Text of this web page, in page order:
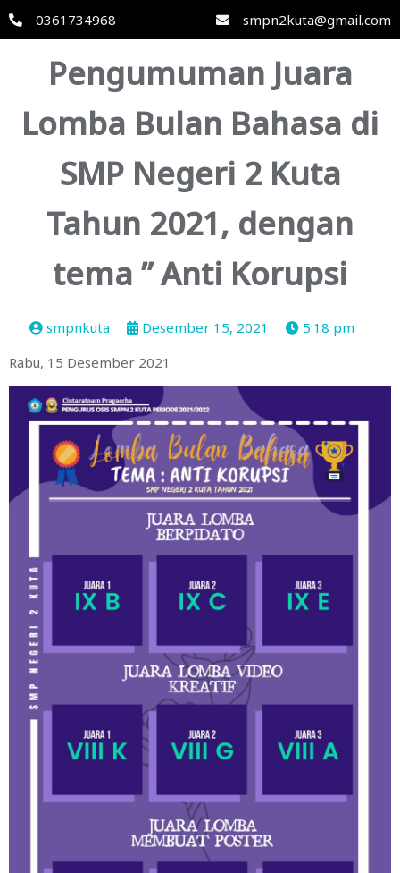
0361734968 smpn2kuta@gmail.com
Pengumuman Juara
Lomba Bulan Bahasa di
SMP Negeri 2 Kuta
Tahun 2021, dengan
tema ” Anti Korupsi
smpnkuta Desember 15, 2021
5:18 pm
Rabu, 15 Desember 2021